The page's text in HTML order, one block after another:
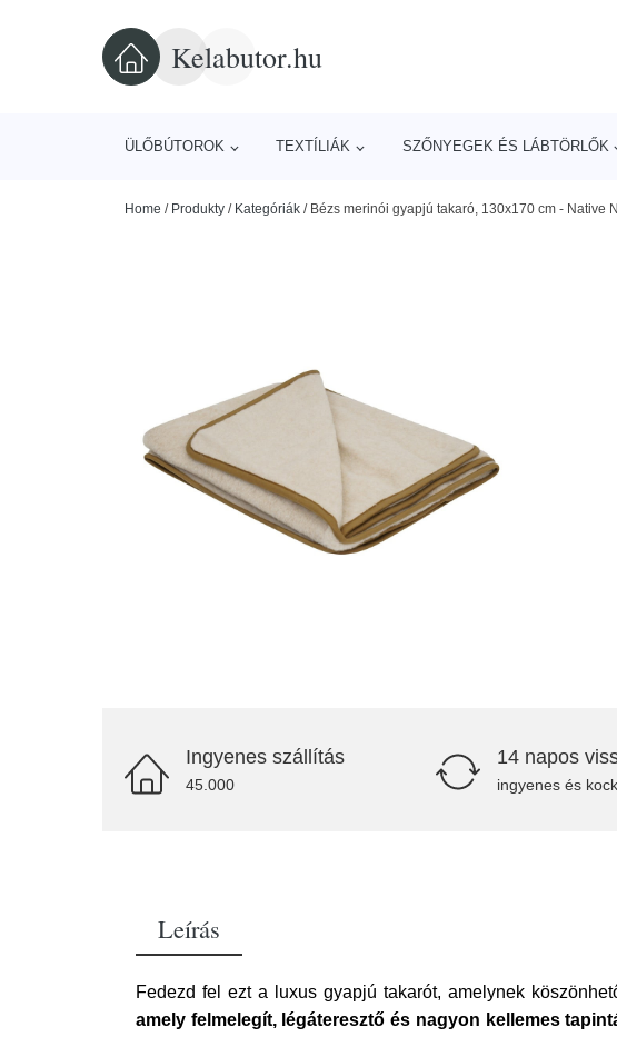
Kelabutor.hu
ÜLŐBÚTOROK TEXTÍLIÁK SZŐNYEGEK ÉS LÁBTÖRLŐK
Home / Produkty / Kategóriák / Bézs merinói gyapjú takaró, 130x170 cm - Native
Ingyenes szállítás
45.000
14 napos
ingyenes és
Leírás
Fedezd fel ezt a luxus gyapjú takarót, amelynek
amely felmelegít, légáteresztő és nagyon kellemes